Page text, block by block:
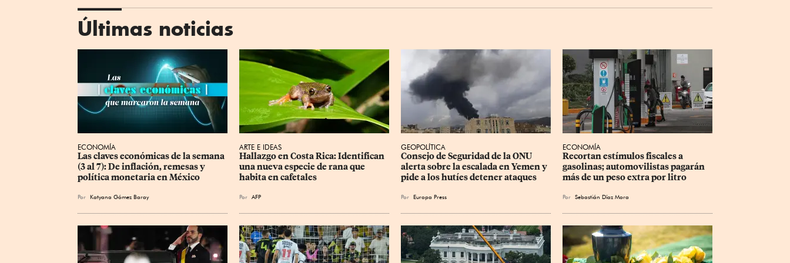
Últimas noticias
ECONOMÍA
Las claves económicas de la semana
(3 al 7): De inflación, remesas y
política monetaria en México
Por Katyana Gómez Baray
ARTE E IDEAS
Hallazgo en Costa Rica: Identifican
una nueva especie de rana que
habita en cafetales
Por AFP
GEOPOLÍTICA
Consejo de Seguridad de la ONU
alerta sobre la escalada en Yemen y
pide a los hutíes detener ataques
Por Europa Press
ECONOMÍA
Recortan estímulos fiscales a
gasolinas; automovilistas pagarán
más de un peso extra por litro
Por Sebastián Díaz Mora